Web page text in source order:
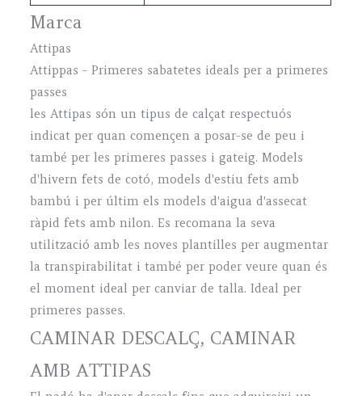
Marca
Attipas
Attippas - Primeres sabatetes ideals per a primeres
passes
les Attipas són un tipus de calçat respectuós
indicat per quan començen a posar-se de peu i
també per les primeres passes i gateig. Models
d'hivern fets de cotó, models d'estiu fets amb
bambú i per últim els models d'aigua d'assecat
ràpid fets amb nilon. Es recomana la seva
utilització amb les noves plantilles per augmentar
la transpirabilitat i també per poder veure quan és
el moment ideal per canviar de talla. Ideal per
primeres passes.
CAMINAR DESCALÇ, CAMINAR
AMB ATTIPAS